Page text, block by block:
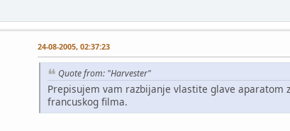
24-08-2005, 02:37:23
Quote from: "Harvester"
Prepisujem vam razbijanje vlastite glave aparatom
francuskog filma.